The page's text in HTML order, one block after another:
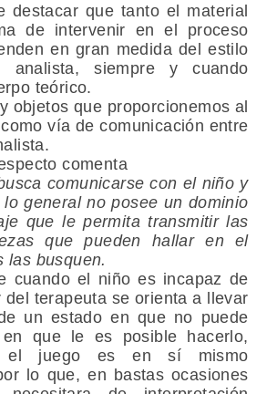
destacar que tanto el material
de intervenir en el proceso
en gran medida del estilo
analista, siempre y cuando
teórico.
objetos que proporcionemos al
vía de comunicación entre
comenta
comunicarse con el niño y
general no posee un dominio
que le permita transmitir las
que pueden hallar en el
las busquen.
cuando el niño es incapaz de
del terapeuta se orienta a llevar
un estado en que no puede
que le es posible hacerlo,
el juego es en sí mismo
lo que, en bastas ocasiones